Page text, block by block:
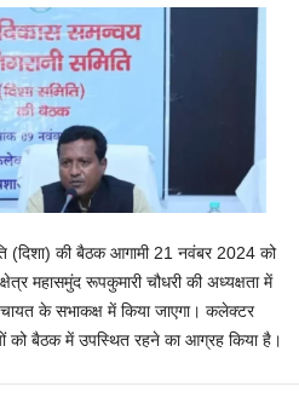
(दिशा) की बैठक आगामी 21 नवंबर 2024 को
महासमुंद रूपकुमारी चौधरी की अध्यक्षता में
के सभाकक्ष में किया जाएगा। कलेक्टर
को बैठक में उपस्थित रहने का आग्रह किया है।